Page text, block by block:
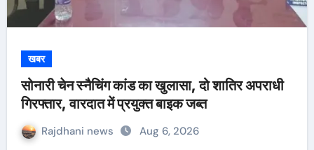
खबर
सोनारी चेन स्नैचिंग कांड का खुलासा, दो शातिर अपराधी
गिरफ्तार, वारदात में प्रयुक्त बाइक जब्त
Rajdhani news Aug 6, 2026